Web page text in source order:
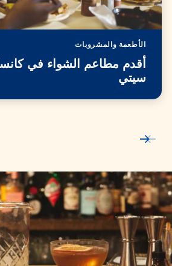
الأطعمة والمشروبات
أقدم مطاعم الشواء في
سيتي